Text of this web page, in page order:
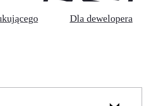
Dla dewelopera